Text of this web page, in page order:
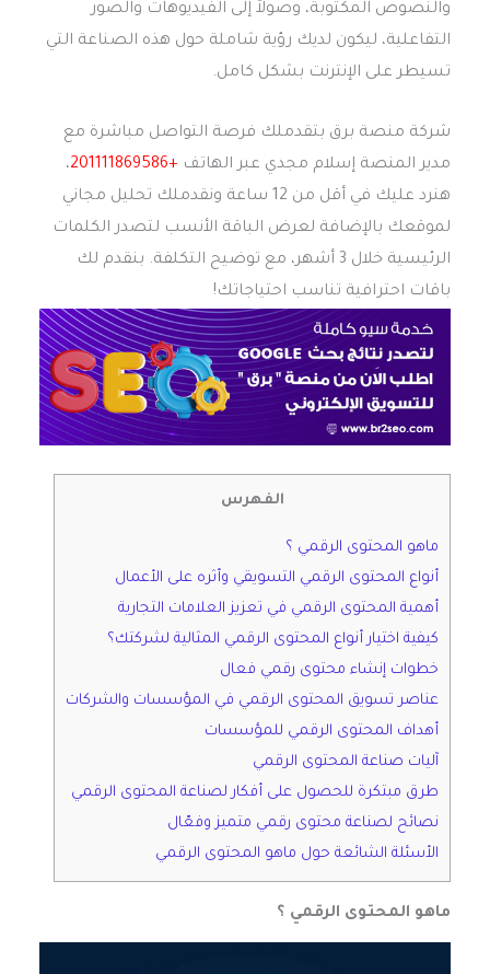
والنصوص المكتوبة، وصولاً إلى الفيديوهات والصور
التفاعلية، ليكون لديك رؤية شاملة حول هذه الصناعة التي
تسيطر على الإنترنت بشكل كامل.
شركة منصة برق بتقدملك فرصة التواصل مباشرة مع
مدير المنصة إسلام مجدي عبر الهاتف +201111869586
،
هنرد عليك في أقل من 12 ساعة ونقدملك تحليل مجاني
لموقعك بالإضافة لعرض الباقة الأنسب لتصدر الكلمات
الرئيسية خلال 3 أشهر، مع توضيح التكلفة. بنقدم لك
باقات احترافية تناسب احتياجاتك!
الفهرس
ماهو المحتوى الرقمي ؟
أنواع المحتوى الرقمي التسويقي وأثره على الأعمال
أهمية المحتوى الرقمي في تعزيز العلامات التجارية
كيفية اختيار أنواع المحتوى الرقمي المثالية لشركتك؟
خطوات إنشاء محتوى رقمي فعال
عناصر تسويق المحتوى الرقمي في المؤسسات والشركات
أهداف المحتوى الرقمي للمؤسسات
آليات صناعة المحتوى الرقمي
طرق مبتكرة للحصول على أفكار لصناعة المحتوى الرقمي
نصائح لصناعة محتوى رقمي متميز وفعّال
الأسئلة الشائعة حول ماهو المحتوى الرقمي
ماهو المحتوى الرقمي ؟